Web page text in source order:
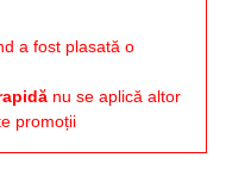
a fost plasată o
nu se aplică altor
promoții